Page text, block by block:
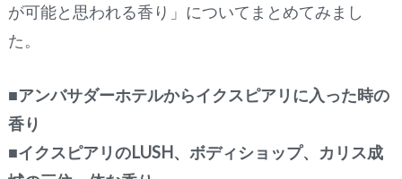
が可能と思われる香り」についてまとめてみまし
た。
■アンバサダーホテルからイクスピアリに入った時の
香り
■イクスピアリのLUSH、ボディショップ、カリス成